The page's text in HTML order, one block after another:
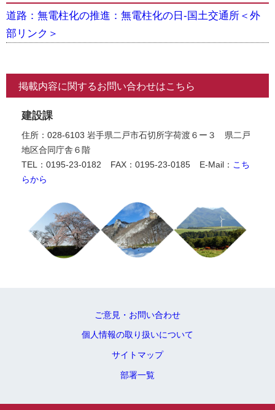
道路：無電柱化の推進：無電柱化の日-国土交通所＜外
部リンク＞
掲載内容に関するお問い合わせはこちら
建設課
住所：028-6103 岩手県二戸市石切所字荷渡６ー３ 県二戸
地区合同庁舎６階
TEL：0195-23-0182
FAX：0195-23-0185 E-Mail： こち
らから
ご意見・お問い合わせ
個人情報の取り扱いについて
サイトマップ
部署一覧